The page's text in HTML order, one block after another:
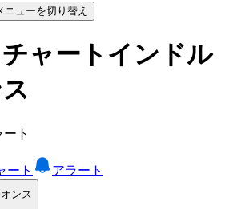
ニューを切り替え
ャートインドル
ト
ート
アラート
ンス